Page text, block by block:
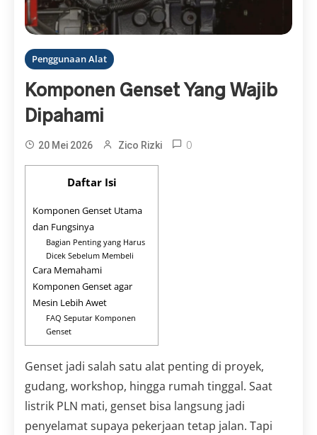
Penggunaan Alat
Komponen Genset Yang Wajib
Dipahami
20 Mei 2026 Zico Rizki 0
Daftar Isi
Komponen Genset Utama
dan Fungsinya
Bagian Penting yang Harus
Dicek Sebelum Membeli
Cara Memahami
Komponen Genset agar
Mesin Lebih Awet
FAQ Seputar Komponen
Genset
Genset jadi salah satu alat penting di proyek,
gudang, workshop, hingga rumah tinggal. Saat
listrik PLN mati, genset bisa langsung jadi
penyelamat supaya pekerjaan tetap jalan. Tapi